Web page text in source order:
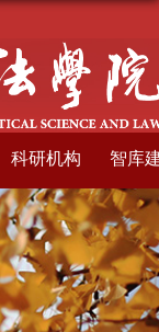
科研机构 智库